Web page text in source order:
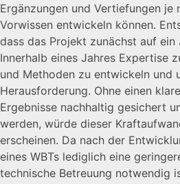
Ergänzungen und Vertiefungen je
Vorwissen entwickeln können.
dass das Projekt zunächst auf ein
Innerhalb eines Jahres Expertise
und Methoden zu entwickeln und
Herausforderung. Ohne einen
Ergebnisse nachhaltig gesichert
werden, würde dieser
erscheinen. Da nach der
eines WBTs lediglich eine
technische Betreuung notwendig